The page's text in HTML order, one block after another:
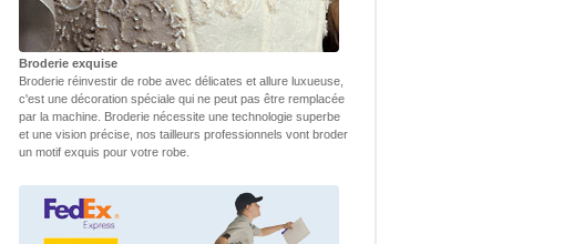
Broderie exquise
Broderie réinvestir de robe avec délicates et allure luxueuse,
c'est une décoration spéciale qui ne peut pas être remplacée
par la machine. Broderie nécessite une technologie superbe
et une vision précise, nos tailleurs professionnels vont broder
un motif exquis pour votre robe.